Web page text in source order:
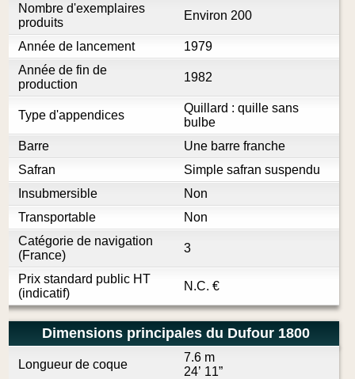
Nombre d'exemplaires
produits
Environ 200
Année de lancement
1979
Année de fin de
production
1982
Type d'appendices
Quillard : quille sans
bulbe
Barre
Une barre franche
Safran
Simple safran suspendu
Insubmersible
Non
Transportable
Non
Catégorie de navigation
(France)
3
Prix standard public HT
(indicatif)
N.C. €
Dimensions principales du Dufour 1800
Longueur de coque
7.6 m
24’ 11”